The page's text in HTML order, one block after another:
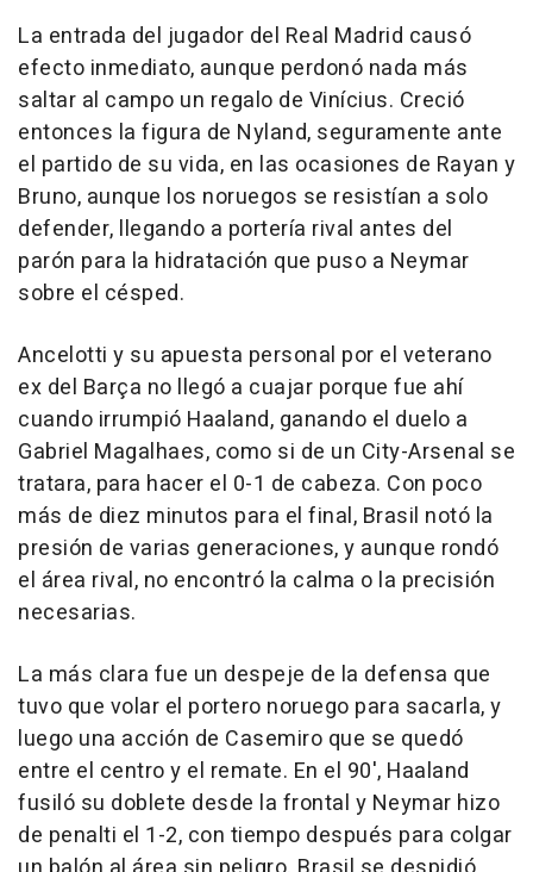
La entrada del jugador del Real Madrid causó
efecto inmediato, aunque perdonó nada más
saltar al campo un regalo de Vinícius. Creció
entonces la figura de Nyland, seguramente ante
el partido de su vida, en las ocasiones de Rayan y
Bruno, aunque los noruegos se resistían a solo
defender, llegando a portería rival antes del
parón para la hidratación que puso a Neymar
sobre el césped.
Ancelotti y su apuesta personal por el veterano
ex del Barça no llegó a cuajar porque fue ahí
cuando irrumpió Haaland, ganando el duelo a
Gabriel Magalhaes, como si de un City-Arsenal se
tratara, para hacer el 0-1 de cabeza. Con poco
más de diez minutos para el final, Brasil notó la
presión de varias generaciones, y aunque rondó
el área rival, no encontró la calma o la precisión
necesarias.
La más clara fue un despeje de la defensa que
tuvo que volar el portero noruego para sacarla, y
luego una acción de Casemiro que se quedó
entre el centro y el remate. En el 90', Haaland
fusiló su doblete desde la frontal y Neymar hizo
de penalti el 1-2, con tiempo después para colgar